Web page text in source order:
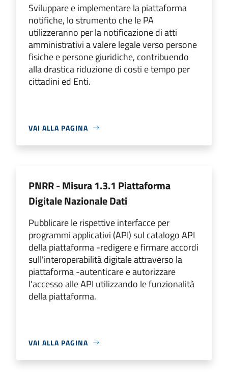
Sviluppare e implementare la piattaforma
notifiche, lo strumento che le PA
utilizzeranno per la notificazione di atti
amministrativi a valere legale verso persone
fisiche e persone giuridiche, contribuendo
alla drastica riduzione di costi e tempo per
cittadini ed Enti.
VAI ALLA PAGINA
PNRR - Misura 1.3.1 Piattaforma
Digitale Nazionale Dati
Pubblicare le rispettive interfacce per
programmi applicativi (API) sul catalogo API
della piattaforma -redigere e firmare accordi
sull'interoperabilità digitale attraverso la
piattaforma -autenticare e autorizzare
l'accesso alle API utilizzando le funzionalità
della piattaforma.
VAI ALLA PAGINA